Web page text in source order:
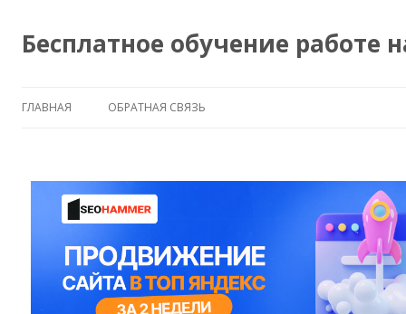
Бесплатное обучение работе
ГЛАВНАЯ ОБРАТНАЯ СВЯЗЬ